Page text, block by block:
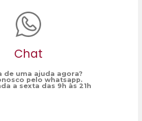
Chat
de uma ajuda agora?
pelo whatsapp.
a sexta das 9h às 21h